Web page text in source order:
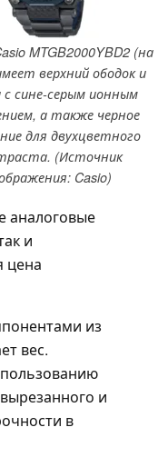
MTGB2000YBD2 (на
верхний ободок и
с сине-серым ионным
а также черное
для двухцветного
(Источник
Casio)
аналоговые
и
цена
из
вес.
и
в